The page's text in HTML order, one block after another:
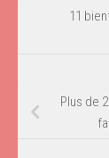
11
Plus de